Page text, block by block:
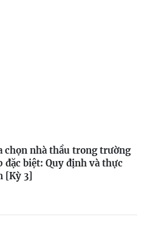
chọn nhà thầu trong trường
đặc biệt: Quy định và thực
[Kỳ 3]